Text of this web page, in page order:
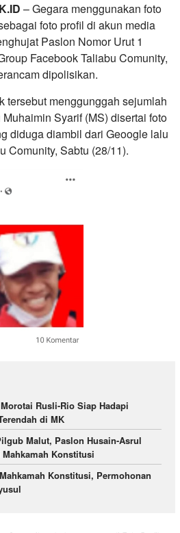
– Gegara menggunakan foto
foto profil di akun media
Paslon Nomor Urut 1
Facebook Taliabu Comunity,
dipolisikan.
tersebut menggunggah sejumlah
Syarif (MS) disertai foto
diduga diambil dari Geoogle lalu
Comunity, Sabtu (28/11).
Rusli-Rio Siap Hadapi
di MK
Malut, Paslon Husain-Asrul
Konstitusi
Konstitusi, Permohonan